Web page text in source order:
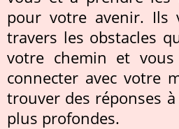
pour votre avenir. Ils
travers les obstacles
votre chemin et
connecter avec votre
trouver des réponses
plus profondes.